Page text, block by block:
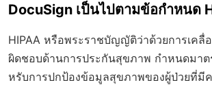
DocuSign เป็นไปตามข้อกำหนด
HIPAA หรือพระราชบัญญัติว่าด้วยการเคลื่
ผิดชอบด้านการประกันสุขภาพ กำหนดมาต
หรับการปกป้องข้อมูลสุขภาพของผู้ป่วยที่มี